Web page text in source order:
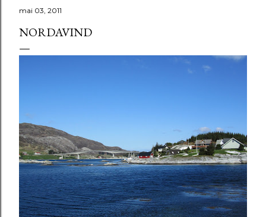
mai 03, 2011
NORDAVIND